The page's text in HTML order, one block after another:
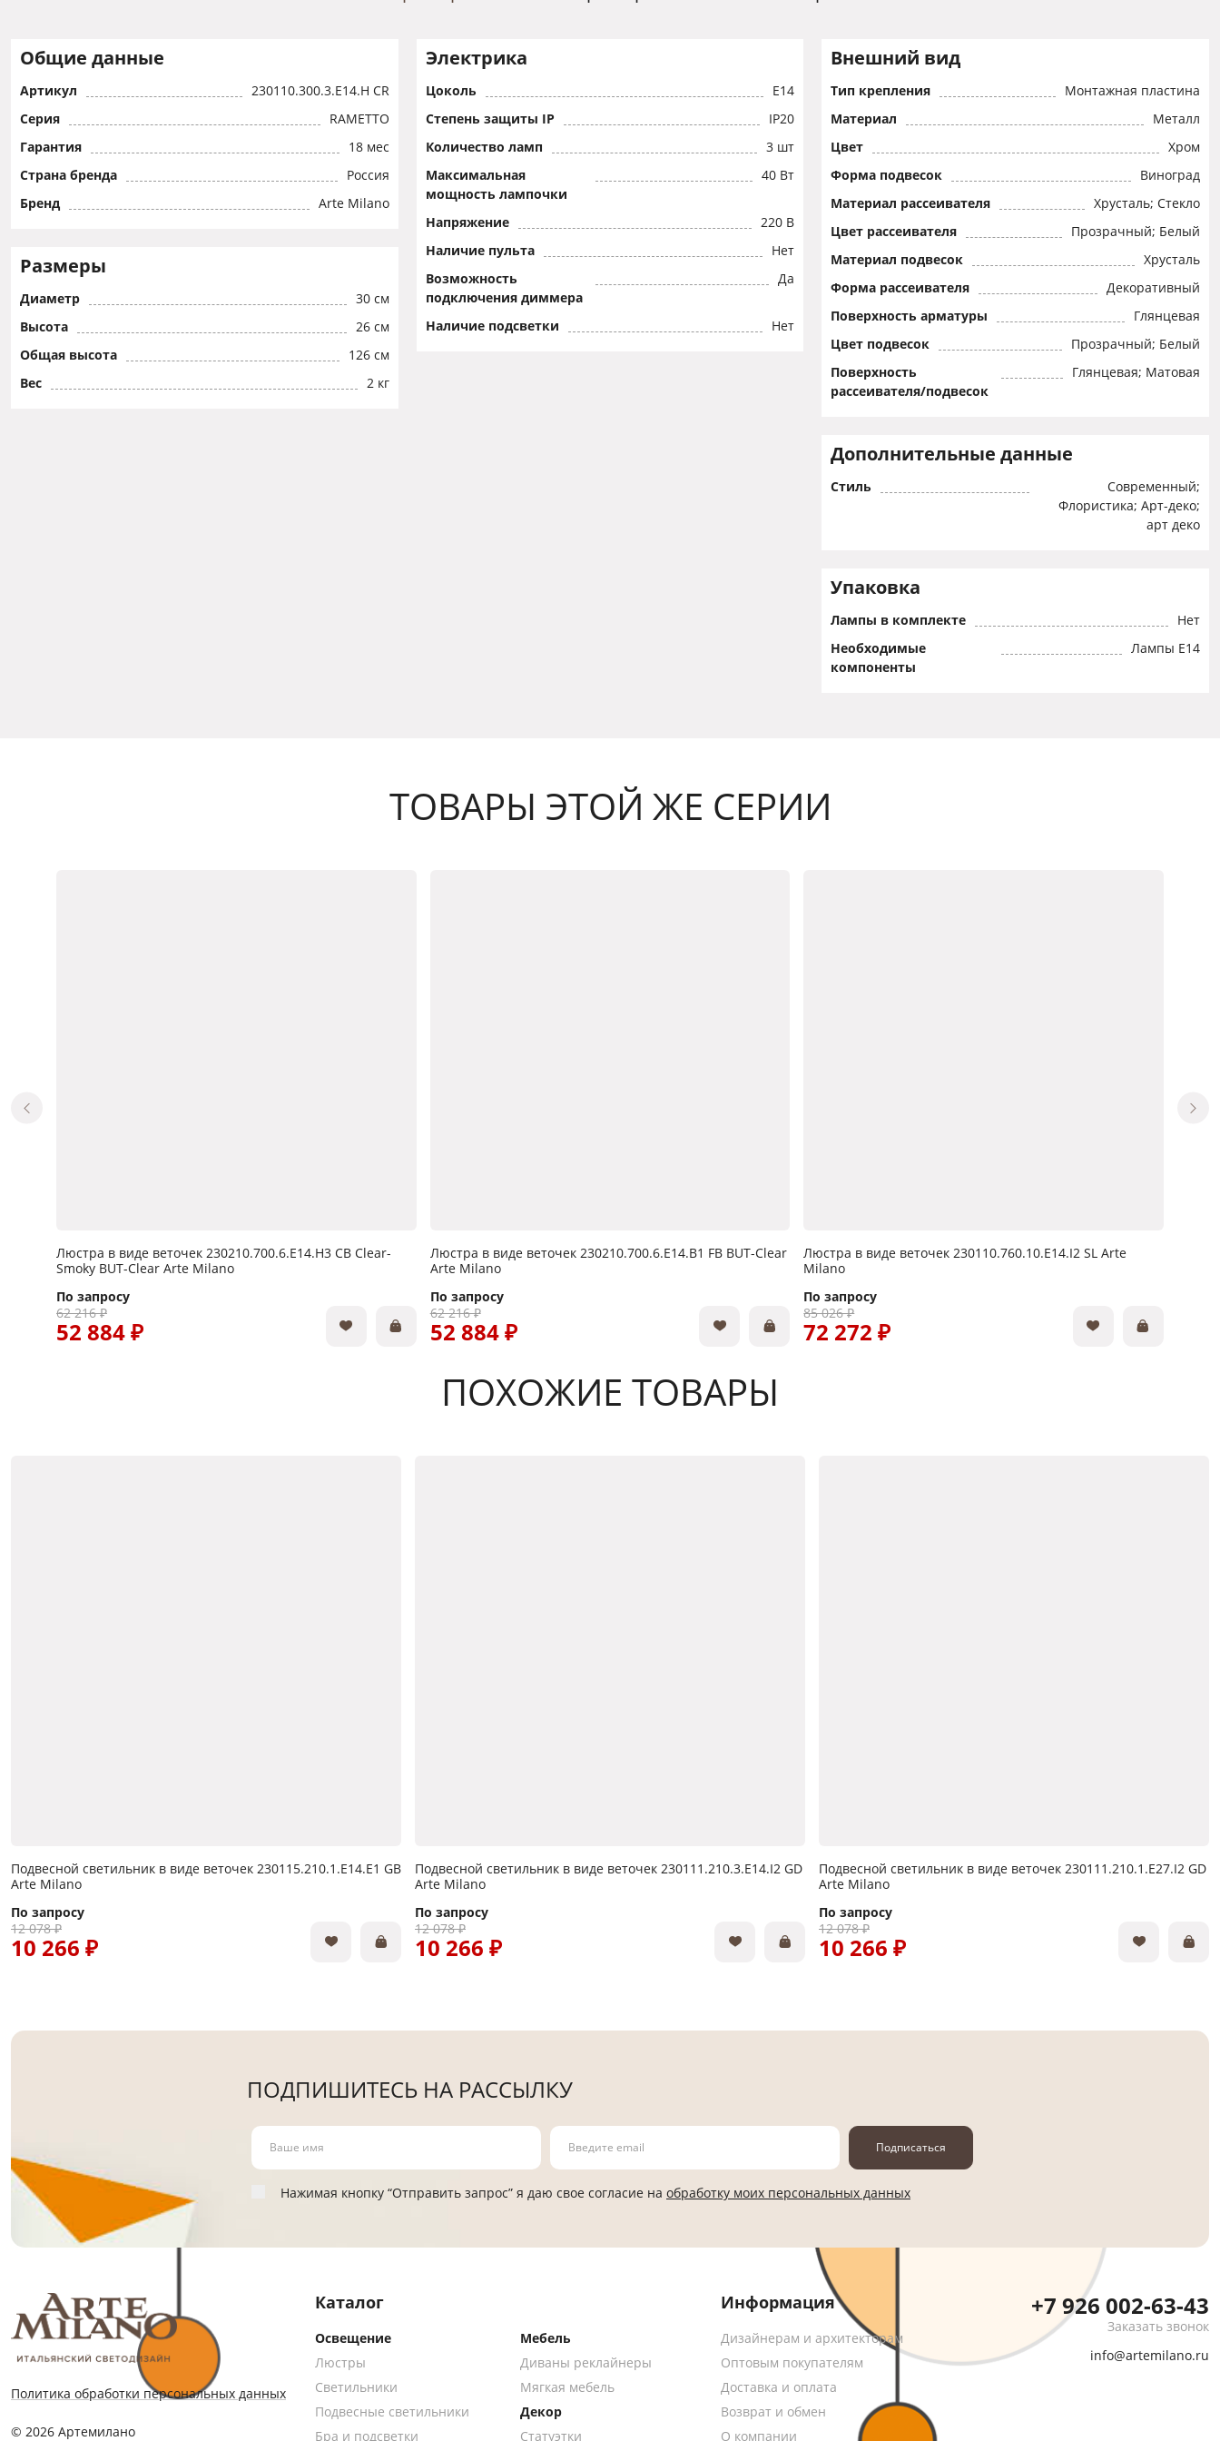
Общие данные
Артикул
230110.300.3.E14.H CR
Серия
RAMETTO
Гарантия
18 мес
Страна бренда
Россия
Бренд
Arte Milano
Размеры
Диаметр
30 см
Высота
26 см
Общая высота
126 см
Вес
2 кг
Электрика
Цоколь
E14
Степень защиты IP
IP20
Количество ламп
3 шт
Максимальная
мощность лампочки
40 Вт
Напряжение
220 В
Наличие пульта
Нет
Возможность
подключения диммера
Да
Наличие подсветки Нет
Внешний вид
Тип крепления
Монтажная пластина
Материал
Металл
Цвет
Хром
Форма подвесок
Виноград
Материал рассеивателя
Хрусталь; Стекло
Цвет рассеивателя
Прозрачный; Белый
Материал подвесок
Хрусталь
Форма рассеивателя
Декоративный
Поверхность арматуры
Глянцевая
Цвет подвесок
Прозрачный; Белый
Поверхность
рассеивателя/подвесок
Глянцевая; Матовая
Дополнительные данные
Стиль
Современный;
Флористика; Арт-деко;
арт деко
Упаковка
Лампы в комплекте
Нет
Необходимые
компоненты
Лампы Е14
ТОВАРЫ ЭТОЙ ЖЕ СЕРИИ
Люстра в виде веточек 230210.700.6.E14.H3 CB Clear-
Smoky BUT-Clear Arte Milano
По запросу
62 216 ₽
52 884 ₽
Люстра в виде веточек 230210.700.6.E14.B1 FB BUT-Clear
Arte Milano
По запросу
62 216 ₽
52 884 ₽
Люстра в виде веточек 230110.760.10.E14.I2 SL Arte
Milano
По запросу
85 026 ₽
72 272 ₽
ПОХОЖИЕ ТОВАРЫ
Подвесной светильник в виде веточек 230115.210.1.E14.E1 GB
Arte Milano
По запросу
12 078 ₽
10 266 ₽
Подвесной светильник в виде веточек 230111.210.3.E14.I2 GD
Arte Milano
По запросу
12 078 ₽
10 266 ₽
Подвесной светильник в виде веточек 230111.210.1.E27.I2 GD
Arte Milano
По запросу
12 078 ₽
10 266 ₽
ПОДПИШИТЕСЬ НА РАССЫЛКУ
Подписаться
Нажимая кнопку “Отправить запрос” я даю свое согласие на обработку моих персональных данных
Политика обработки персональных данных
© 2026 Артемилано
Каталог
Освещение
Люстры
Светильники
Подвесные светильники
Бра и подсветки
Мебель
Диваны реклайнеры
Мягкая мебель
Декор
Статуэтки
Информация
Дизайнерам и архитекторам
Оптовым покупателям
Доставка и оплата
Возврат и обмен
О компании
+7 926 002-63-43
Заказать звонок
info@artemilano.ru